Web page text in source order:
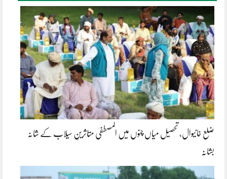
ضلع خانیوال، تحصیل میاں چنوں میں المصطفیٰ متاثرینِ سیلاب کے شانہ
بشانہ